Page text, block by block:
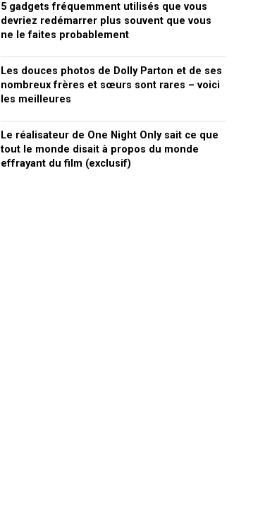
5 gadgets fréquemment utilisés que vous
devriez redémarrer plus souvent que vous
ne le faites probablement
Les douces photos de Dolly Parton et de ses
nombreux frères et sœurs sont rares – voici
les meilleures
Le réalisateur de One Night Only sait ce que
tout le monde disait à propos du monde
effrayant du film (exclusif)